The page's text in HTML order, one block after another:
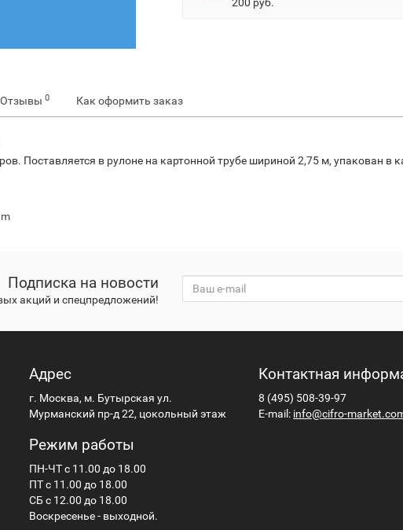
Отзывы 0 Как оформить заказ
Поставляется в рулоне на картонной трубе шириной 2,75 м, упакован в
Подписка на новости
акций и спецпредложений!
Адрес
г. Москва, м. Бутырская ул.
Мурманский пр-д 22, цокольный этаж
Режим работы
ПН-ЧТ с 11.00 до 18.00
ПТ с 11.00 до 18.00
СБ с 12.00 до 18.00
Воскресенье - выходной.
Контактная
8 (495) 508-39-97
E-mail: info@cifro-